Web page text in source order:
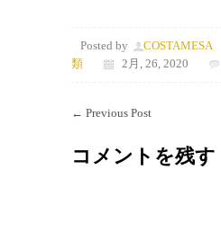
Posted by COSTAMESA
類
2月, 26, 2020
← Previous Post
コメントを残す